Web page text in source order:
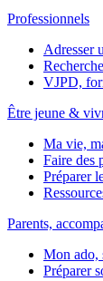
Professionnels
Adresser
VJPD,
Être jeune &
Ma vie,
Faire des
Préparer
Parents,
Mon ado,
Préparer